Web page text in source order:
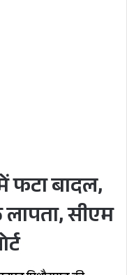
फटा बादल,
लापता, सीएम